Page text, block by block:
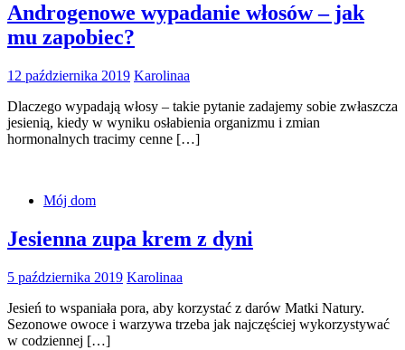
Androgenowe wypadanie włosów – jak
mu zapobiec?
12 października 2019 Karolinaa
Dlaczego wypadają włosy – takie pytanie zadajemy sobie zwłaszcza
jesienią, kiedy w wyniku osłabienia organizmu i zmian
hormonalnych tracimy cenne […]
Mój dom
Jesienna zupa krem z dyni
5 października 2019 Karolinaa
Jesień to wspaniała pora, aby korzystać z darów Matki Natury.
Sezonowe owoce i warzywa trzeba jak najczęściej wykorzystywać
w codziennej […]